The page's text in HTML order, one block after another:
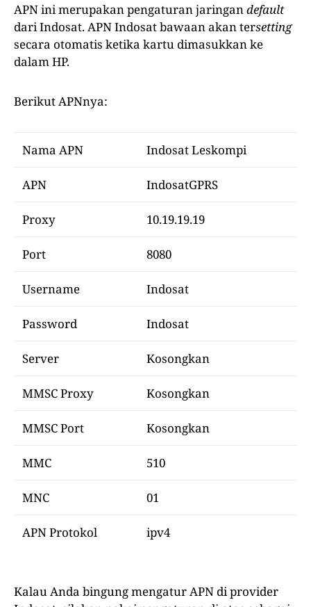
APN ini merupakan pengaturan jaringandefault
dari Indosat. APN Indosat bawaan akan tersetting
secara otomatis ketika kartu dimasukkan ke
dalam HP.
Berikut APNnya:
Nama APN Indosat Leskompi
APN IndosatGPRS
Proxy 10.19.19.19
Port 8080
Username Indosat
Password Indosat
Server Kosongkan
MMSC Proxy Kosongkan
MMSC Port Kosongkan
MMC 510
MNC 01
APN Protokol ipv4
Kalau Anda bingung mengatur APN di provider